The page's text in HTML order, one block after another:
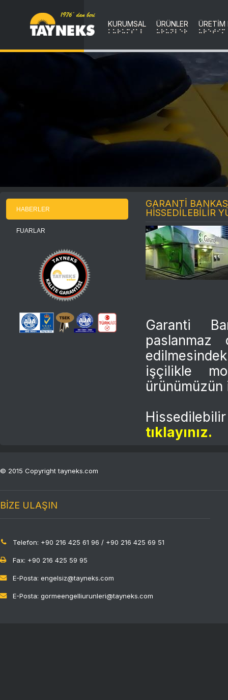
KURUMSAL
KURUMSAL
ÜRÜNLER
uRuNLER
ÜRETİM
uRETIM
HABERLER
FUARLAR
GARANTİ
HİSSEDİLEBİLİR
Garanti
işçilikle
ürünümüzün
tıklayınız.
© 2015 Copyright tayneks.com
BİZE ULAŞIN
Telefon: +90 216 425 61 96 / +90 216 425 69 51
Fax: +90 216 425 59 95
E-Posta: engelsiz@tayneks.com
E-Posta: gormeengelliurunleri@tayneks.com